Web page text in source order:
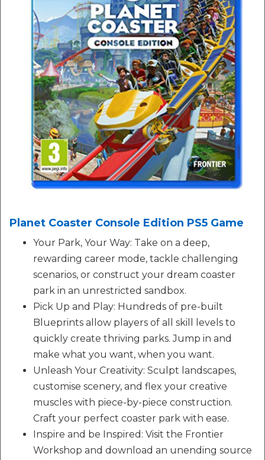
Planet Coaster Console Edition PS5 Game
Your Park, Your Way: Take on a deep,
rewarding career mode, tackle challenging
scenarios, or construct your dream coaster
park in an unrestricted sandbox.
Pick Up and Play: Hundreds of pre-built
Blueprints allow players of all skill levels to
quickly create thriving parks. Jump in and
make what you want, when you want.
Unleash Your Creativity: Sculpt landscapes,
customise scenery, and flex your creative
muscles with piece-by-piece construction.
Craft your perfect coaster park with ease.
Inspire and be Inspired: Visit the Frontier
Workshop and download an unending source